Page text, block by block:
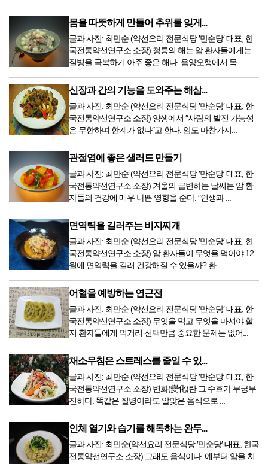
몸을 따뜻하게 만들어 추위를 잊게...
글과 사진: 최만순 (약선요리 전문식당 ′만순당′ 대표, 한
국전통약선연구소 소장) 청룡의 해는 암 환자들에게는
질병을 극복하기 아주 좋은 해다. 음양오행에서 목...
신장과 간의 기능을 도와주는 해삼...
글과 사진: 최만순 (약선요리 전문식당 ′만순당′ 대표, 한
국전통약선연구소 소장) 양생에서 ″사람의 발전 가능성
은 무한하며 한계가 없다″고 한다. 암도 마찬가지...
관절염에 좋은 샐러드 만들기
글과 사진: 최만순 (약선요리 전문식당 ′만순당′ 대표, 한
국전통약선연구소 소장) 겨울의 급변하는 날씨는 암 환
자들의 건강에 매우 나쁜 영향을 준다. ″인생과 ...
면역력을 길러주는 비지찌개
글과 사진: 최만순 (약선요리 전문식당 ′만순당′ 대표, 한
국전통약선연구소 소장) 암 환자들이 무엇을 먹어야 12
월에 면역력을 길러 건강해질 수 있을까? 환...
어혈을 예방하는 연근전
글과 사진: 최만순 (약선요리 전문식당 ′만순당′ 대표, 한
국전통약선연구소 소장) 무엇을 먹고 무엇을 마셔야 할
지 환자들에게 먹거리 선택만큼 중요한 문제는 없어...
채소무침은 스트레스를 줄일 수 있...
글과 사진: 최만순 (약선요리 전문식당 ′만순당′ 대표, 한
국전통약선연구소 소장) 변화(變化)란 그 수효가 무궁무
진하다. 똑같은 질병이라도 알맞은 음식으로 ...
인체 열기와 습기를 해독하는 완두...
글과 사진: 최만순(약선요리 전문식당 ′만순당′ 대표, 한국
전통약선연구소 소장) 그래도 음식이다. 예부터 암을 치